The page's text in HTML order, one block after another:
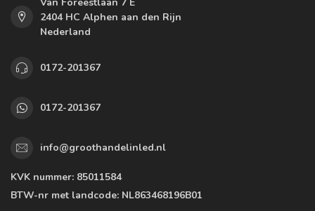
2404 HC Alphen aan den Rijn
Nederland
0172-201367
0172-201367
info@groothandelinled.nl
KVK nummer: 85011584
BTW-nr met landcode: NL863468196B01